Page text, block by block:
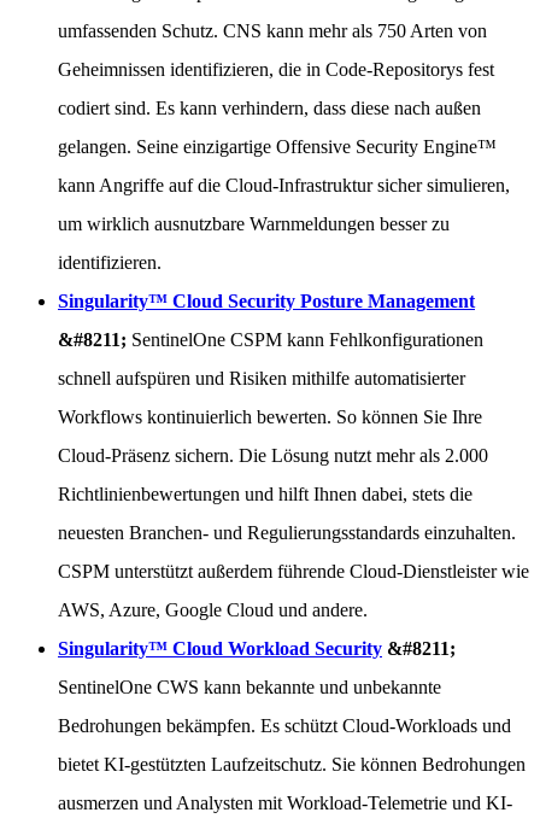
umfassenden Schutz. CNS kann mehr als 750 Arten von
Geheimnissen identifizieren, die in Code-Repositorys fest
codiert sind. Es kann verhindern, dass diese nach außen
gelangen. Seine einzigartige Offensive Security Engine™
kann Angriffe auf die Cloud-Infrastruktur sicher simulieren,
um wirklich ausnutzbare Warnmeldungen besser zu
identifizieren.
Singularity™ Cloud Security Posture Management
&#8211; SentinelOne CSPM kann Fehlkonfigurationen
schnell aufspüren und Risiken mithilfe automatisierter
Workflows kontinuierlich bewerten. So können Sie Ihre
Cloud-Präsenz sichern. Die Lösung nutzt mehr als 2.000
Richtlinienbewertungen und hilft Ihnen dabei, stets die
neuesten Branchen- und Regulierungsstandards einzuhalten.
CSPM unterstützt außerdem führende Cloud-Dienstleister wie
AWS, Azure, Google Cloud und andere.
Singularity™ Cloud Workload Security &#8211;
SentinelOne CWS kann bekannte und unbekannte
Bedrohungen bekämpfen. Es schützt Cloud-Workloads und
bietet KI-gestützten Laufzeitschutz. Sie können Bedrohungen
ausmerzen und Analysten mit Workload-Telemetrie und KI-